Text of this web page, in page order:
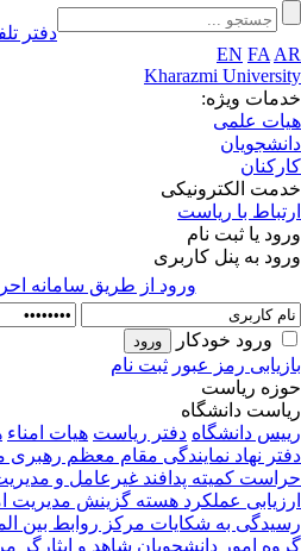
دفتر
EN FA
Kharazmi
ویژه:
علمی
الکترونیکی
با ریاست
یا ثبت نام
به پنل کاربری
ورود از طريق سامانه
ورود خودکار
رمز عبور ثبت نام
ریاست
دانشگاه
دانشگاه دفتر ریاست هیات امناء
نهاد نمایندگی مقام معظم رهبری
کمیته پدافند غیرعامل و
عملکردهسته گزینش مدیریت
به شکایاتمرکز روابط بین
امور دانشجویان شاهد و ایثارگر